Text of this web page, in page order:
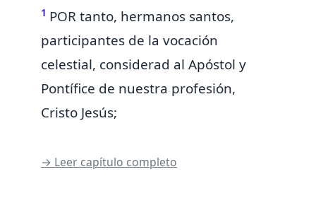
1 POR tanto, hermanos santos,
participantes de la vocación
celestial, considerad al Apóstol y
Pontífice de nuestra profesión,
Cristo Jesús;
→ Leer capítulo completo